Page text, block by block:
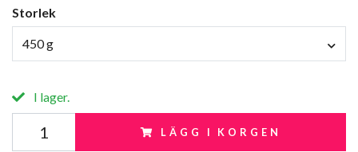
Storlek
450 g
I lager.
LÄGG I KORGEN